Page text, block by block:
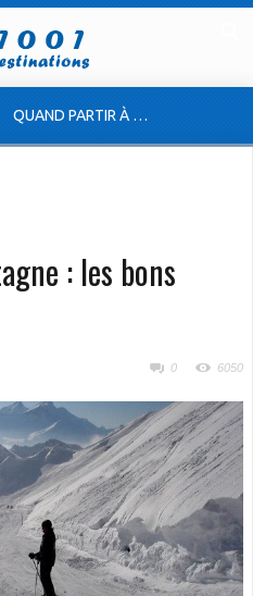
QUAND PARTIR À …
: les bons
0 6050